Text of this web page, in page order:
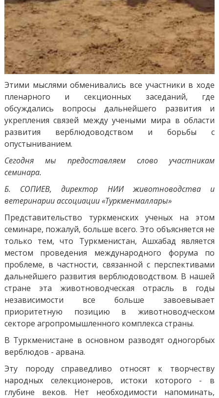
Этими мыслями обменивались все участники в ходе
пленарного и секционных заседаний, где
обсуждались вопросы дальнейшего развития и
укрепления связей между учеными мира в области
развития верблюдоводством и борьбы с
опустыниванием.
Сегодня мы предоставляем слово участникам
семинара.
Б. СОПИЕВ, директор НИИ животноводства и
ветеринарии ассоциации «Туркменмаллары»
Представительство туркменских ученых на этом
семинаре, пожалуй, больше всего. Это объясняется не
только тем, что Туркменистан, Ашхабад является
местом проведения международного форума по
проблеме, в частности, связанной с перспективами
дальнейшего развития верблюдоводством. В нашей
стране эта животноводческая отрасль в годы
независимости все больше завоевывает
приоритетную позицию в животноводческом
секторе агропромышленного комплекса страны.
В Туркменистане в основном разводят одногорбых
верблюдов - арвана.
Эту породу справедливо относят к творчеству
народных селекционеров, истоки которого - в
глубине веков. Нет необходимости напоминать,